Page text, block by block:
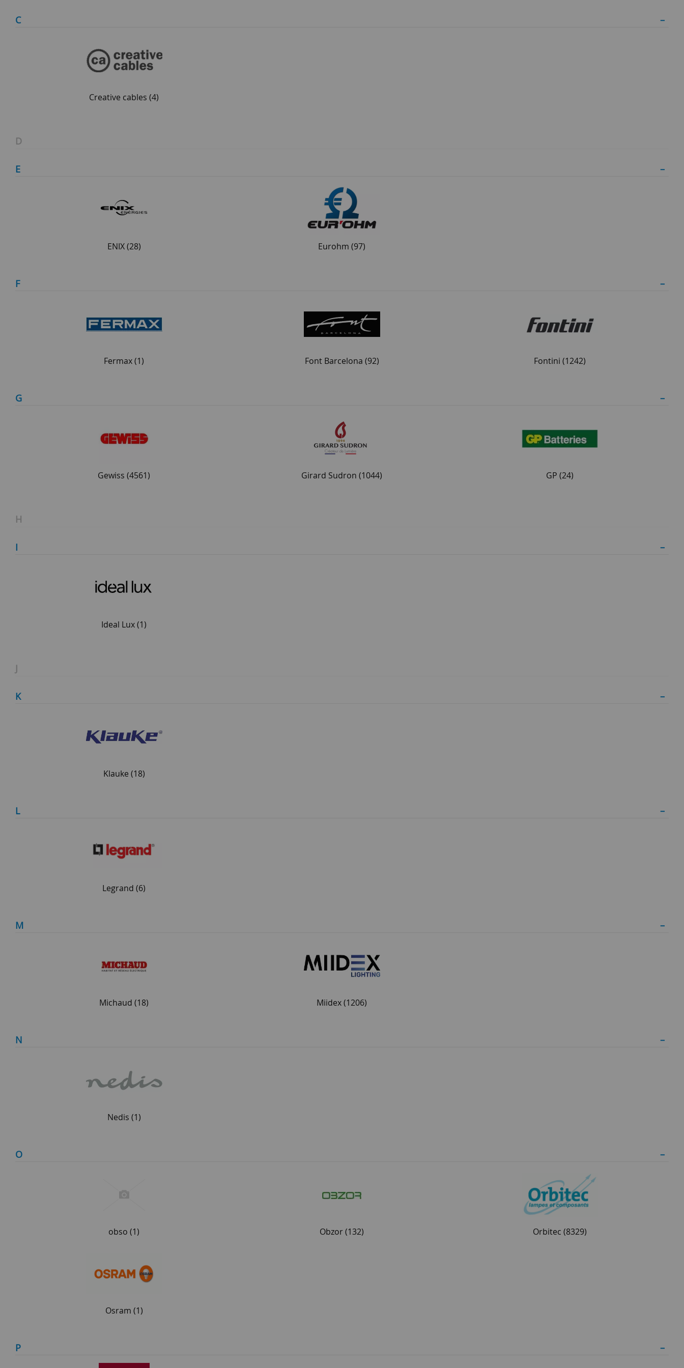
C
Creative cables (4)
D
E
ENIX(28) Eurohm (97)
F
Fermax(1) Font Barcelona (92) Fontini (1242)
G
Gewiss (4561) Girard Sudron (1044) GP (24)
H
I
Ideal Lux(1)
J
K
Klauke (18)
L
Legrand (6)
M
Michaud (18) Miidex(1206)
N
Nedis (1)
O
obso (1) Obzor(132) Orbitec (8329)
Osram (1)
P